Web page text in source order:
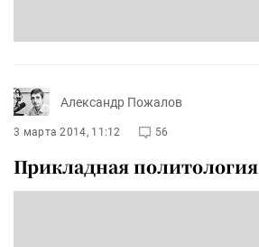
Александр Пожалов
3 марта 2014, 11:12 56
Прикладная политология